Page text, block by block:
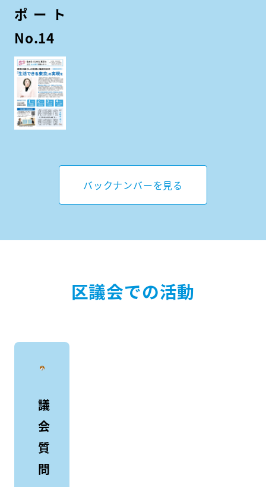
ポート
No.14
バックナンバーを見る
区議会での活動
議
会
質
問